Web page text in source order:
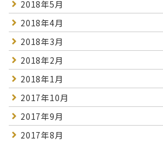
2018年5月
2018年4月
2018年3月
2018年2月
2018年1月
2017年10月
2017年9月
2017年8月